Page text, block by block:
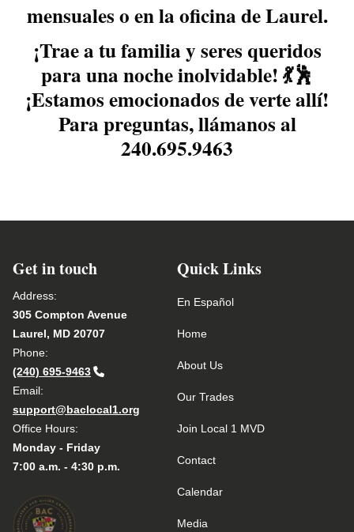
mensuales o en la oficina de Laurel.
¡Trae a tu familia y seres queridos
para una noche inolvidable! 💃🕺
¡Estamos emocionados de verte allí!
Para preguntas, llámanos al
240.695.9463
Get in touch
Address:
305 Compton Avenue
Laurel, MD 20707
Phone:
(240) 695-9463
Email:
support@baclocal1.org
Office Hours:
Monday - Friday
7:00 a.m. - 4:30 p.m.
Quick Links
En Español
Home
About Us
Our Trades
Join Local 1 MVD
Contact
Calendar
Media